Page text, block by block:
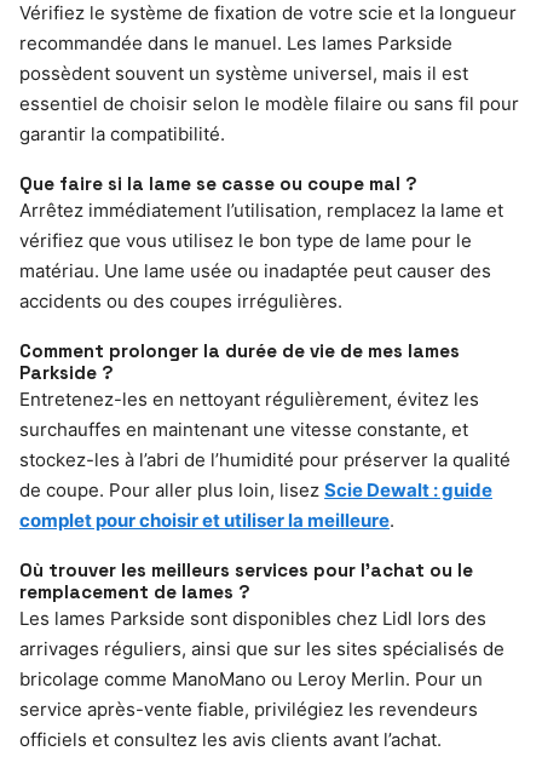
Vérifiez le système de fixation de votre scie et la longueur
recommandée dans le manuel. Les lames Parkside
possèdent souvent un système universel, mais il est
essentiel de choisir selon le modèle filaire ou sans fil pour
garantir la compatibilité.
Que faire si la lame se casse ou coupe mal ?
Arrêtez immédiatement l’utilisation, remplacez la lame et
vérifiez que vous utilisez le bon type de lame pour le
matériau. Une lame usée ou inadaptée peut causer des
accidents ou des coupes irrégulières.
Comment prolonger la durée de vie de mes lames
Parkside ?
Entretenez-les en nettoyant régulièrement, évitez les
surchauffes en maintenant une vitesse constante, et
stockez-les à l’abri de l’humidité pour préserver la qualité
de coupe. Pour aller plus loin, lisez Scie Dewalt : guide
complet pour choisir et utiliser la meilleure.
Où trouver les meilleurs services pour l’achat ou le
remplacement de lames ?
Les lames Parkside sont disponibles chez Lidl lors des
arrivages réguliers, ainsi que sur les sites spécialisés de
bricolage comme ManoMano ou Leroy Merlin. Pour un
service après-vente fiable, privilégiez les revendeurs
officiels et consultez les avis clients avant l’achat.